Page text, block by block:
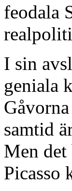
feodala
I sin
geniala
samtid
Men
Picasso